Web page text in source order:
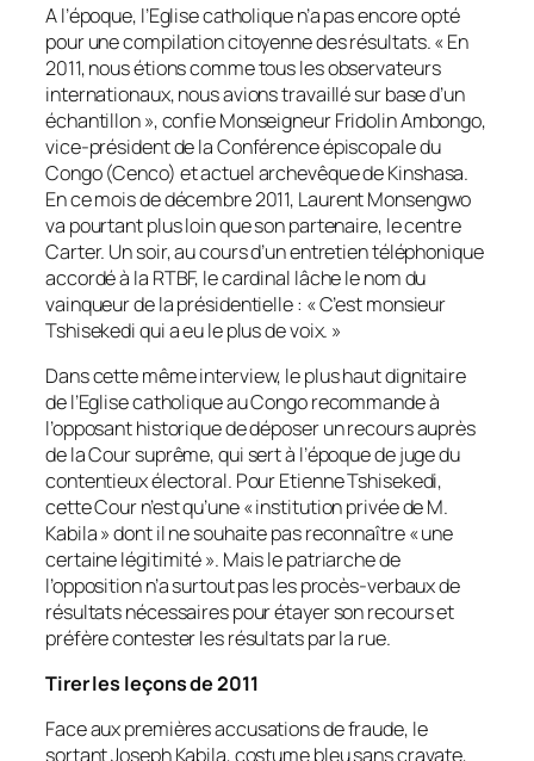
A l’époque, l’Eglise catholique n’a pas encore opté
pour une compilation citoyenne des résultats. «En
2011, nous étions comme tous les observateurs
internationaux, nous avions travaillé sur base d’un
échantillon», confie Monseigneur Fridolin Ambongo,
vice-président de la Conférence épiscopale du
Congo (Cenco) et actuel archevêque de Kinshasa.
En ce mois de décembre 2011, Laurent Monsengwo
va pourtant plus loin que son partenaire, le centre
Carter. Un soir, au cours d’un entretien téléphonique
accordé à la RTBF, le cardinal lâche le nom du
vainqueur de la présidentielle : «C’est monsieur
Tshisekedi qui a eu le plus de voix. »
Dans cette même interview, le plus haut dignitaire
de l’Eglise catholique au Congo recommande à
l’opposant historique de déposer un recours auprès
de la Cour suprême, qui sert à l’époque de juge du
contentieux électoral. Pour Etienne Tshisekedi,
cette Cour n’est qu’une «institution privée de M.
Kabila» dont il ne souhaite pas reconnaître «une
certaine légitimité». Mais le patriarche de
l’opposition n’a surtout pas les procès-verbaux de
résultats nécessaires pour étayer son recours et
préfère contester les résultats par la rue.
Tirer les leçons de 2011
Face aux premières accusations de fraude, le
sortant Joseph Kabila, costume bleu sans cravate,